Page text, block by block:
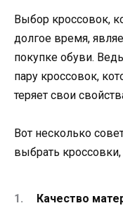
Выбор кроссовок,
долгое время,
покупке обуви.
пару кроссовок,
теряет свои
Вот несколько
выбрать
Качество